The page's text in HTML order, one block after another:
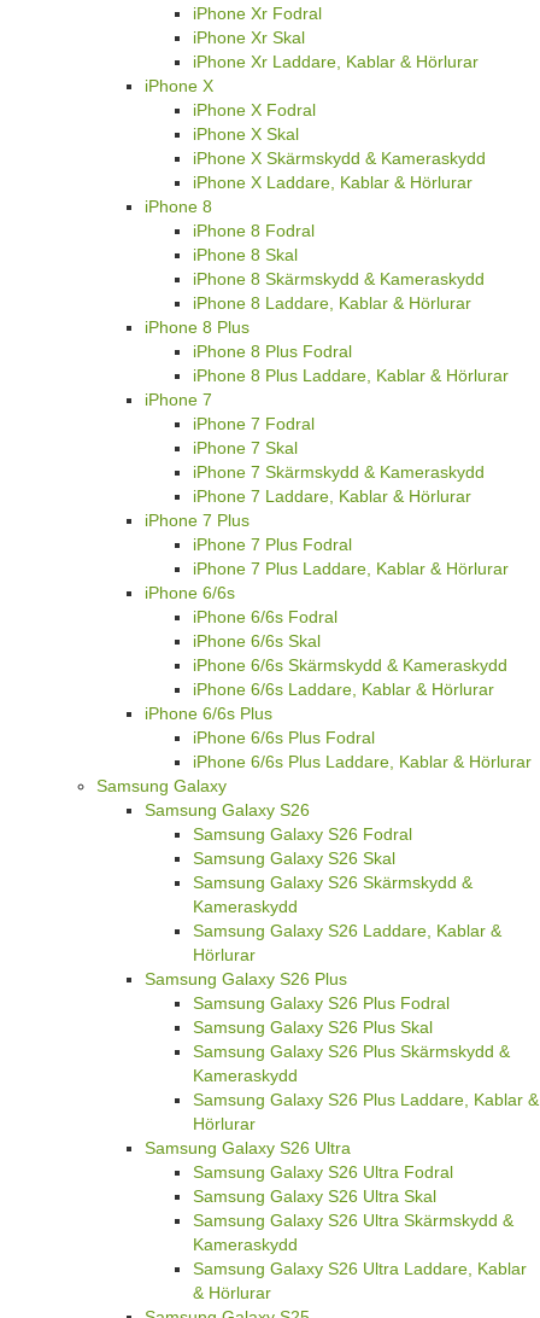
iPhone Xr Fodral
iPhone Xr Skal
iPhone Xr Laddare, Kablar & Hörlurar
iPhone X
iPhone X Fodral
iPhone X Skal
iPhone X Skärmskydd & Kameraskydd
iPhone X Laddare, Kablar & Hörlurar
iPhone 8
iPhone 8 Fodral
iPhone 8 Skal
iPhone 8 Skärmskydd & Kameraskydd
iPhone 8 Laddare, Kablar & Hörlurar
iPhone 8 Plus
iPhone 8 Plus Fodral
iPhone 8 Plus Laddare, Kablar & Hörlurar
iPhone 7
iPhone 7 Fodral
iPhone 7 Skal
iPhone 7 Skärmskydd & Kameraskydd
iPhone 7 Laddare, Kablar & Hörlurar
iPhone 7 Plus
iPhone 7 Plus Fodral
iPhone 7 Plus Laddare, Kablar & Hörlurar
iPhone 6/6s
iPhone 6/6s Fodral
iPhone 6/6s Skal
iPhone 6/6s Skärmskydd & Kameraskydd
iPhone 6/6s Laddare, Kablar & Hörlurar
iPhone 6/6s Plus
iPhone 6/6s Plus Fodral
iPhone 6/6s Plus Laddare, Kablar & Hörlurar
Samsung Galaxy
Samsung Galaxy S26
Samsung Galaxy S26 Fodral
Samsung Galaxy S26 Skal
Samsung Galaxy S26 Skärmskydd &
Kameraskydd
Samsung Galaxy S26 Laddare, Kablar &
Hörlurar
Samsung Galaxy S26 Plus
Samsung Galaxy S26 Plus Fodral
Samsung Galaxy S26 Plus Skal
Samsung Galaxy S26 Plus Skärmskydd &
Kameraskydd
Samsung Galaxy S26 Plus Laddare, Kablar &
Hörlurar
Samsung Galaxy S26 Ultra
Samsung Galaxy S26 Ultra Fodral
Samsung Galaxy S26 Ultra Skal
Samsung Galaxy S26 Ultra Skärmskydd &
Kameraskydd
Samsung Galaxy S26 Ultra Laddare, Kablar
& Hörlurar